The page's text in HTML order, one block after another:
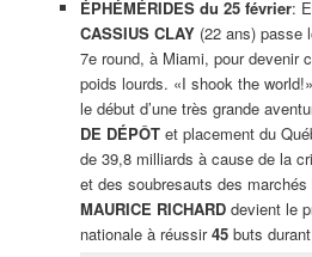
ÉPHÉMÉRIDES du 25 février:
CASSIUS CLAY(22 ans) passe
7e round, à Miami, pour devenir
poids lourds. «I shook the
le début d’une très grande
DE DÉPÔTet placement du
de 39,8 milliards à cause de la
et des soubresauts des
MAURICE RICHARDdevient le
nationale à réussir45buts